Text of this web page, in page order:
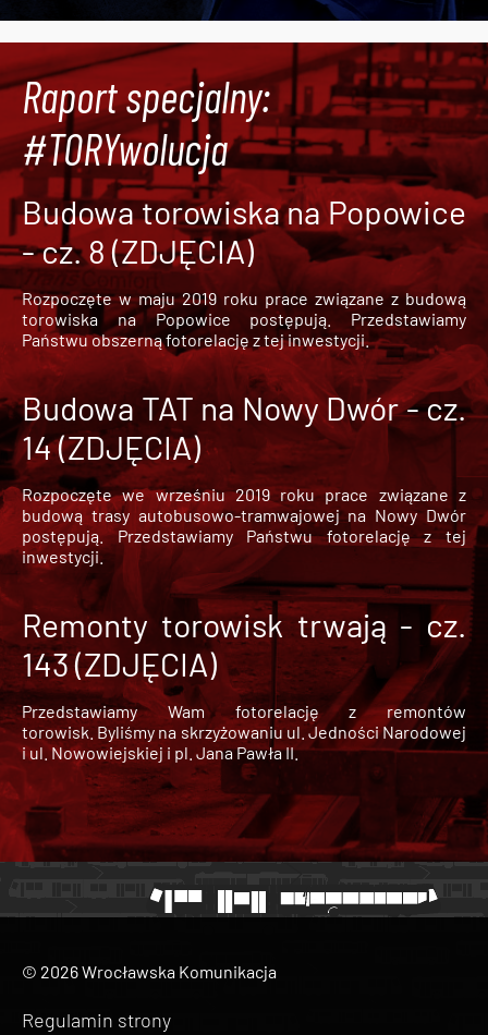
Raport specjalny:
#TORYwolucja
Budowa torowiska na Popowice
- cz. 8 (ZDJĘCIA)
Rozpoczęte w maju 2019 roku prace związane z budową
torowiska na Popowice
postępują. Przedstawiamy
Państwu obszerną fotorelację z tej inwestycji.
Budowa TAT na Nowy Dwór - cz.
14 (ZDJĘCIA)
Rozpoczęte we wrześniu 2019 roku prace związane z
budową trasy autobusowo-tramwajowej na Nowy Dwór
postępują. Przedstawiamy Państwu fotorelację z tej
inwestycji.
Remonty torowisk trwają - cz.
143 (ZDJĘCIA)
Przedstawiamy Wam fotorelację z remontów
torowisk. Byliśmy na skrzyżowaniu ul. Jedności Narodowej
i ul. Nowowiejskiej i pl. Jana Pawła II.
© 2026 Wrocławska Komunikacja
Regulamin strony